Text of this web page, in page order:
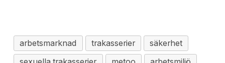
arbetsmarknad trakasserier
säkerhet